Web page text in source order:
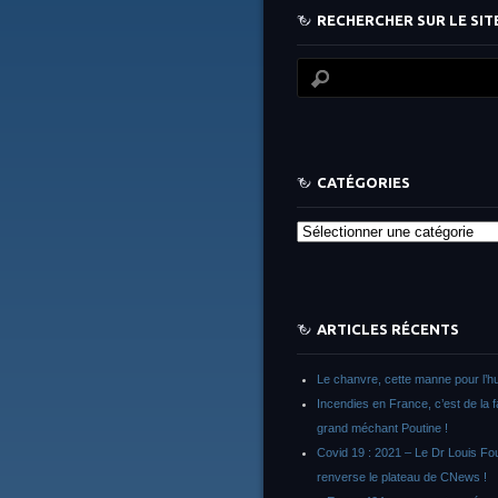
RECHERCHER SUR LE
CATÉGORIES
Catégories
ARTICLES RÉCENTS
Le chanvre, cette manne pour
Incendies en France, c’est de la
grand méchant Poutine !
Covid 19 : 2021 – Le Dr Louis
renverse le plateau de CNews !